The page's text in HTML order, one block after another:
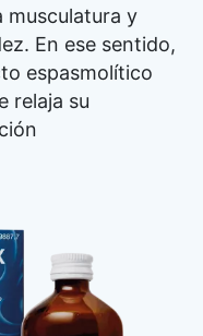
musculatura y
En ese sentido,
espasmolítico
relaja su